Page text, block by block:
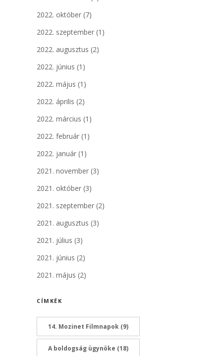
2022. október (7)
2022. szeptember (1)
2022. augusztus (2)
2022. június (1)
2022. május (1)
2022. április (2)
2022. március (1)
2022. február (1)
2022. január (1)
2021. november (3)
2021. október (3)
2021. szeptember (2)
2021. augusztus (3)
2021. július (3)
2021. június (2)
2021. május (2)
CÍMKÉK
14. Mozinet Filmnapok (9)
A boldogság ügynöke (18)